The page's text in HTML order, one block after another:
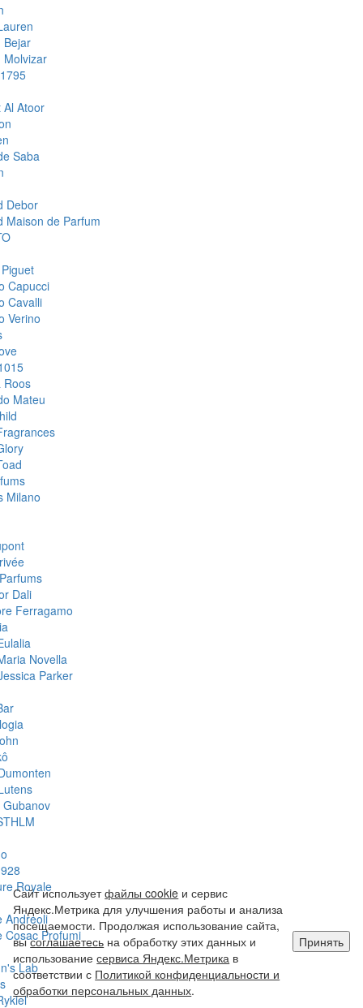
Bejar
Molvizar
Al Atoor
Saba
Debor
Maison de Parfum
Capucci
Cavalli
Verino
Roos
Mateu
Milano
Dali
Ferragamo
Novella
Parker
Royale
Andreoli
Cosac Profumi
Lab
Сайт используетфайлы cookie и сервис
Яндекс.Метрика для улучшения работы и анализа
посещаемости. Продолжая использование сайта,
высоглашаетесь на обработку этих данных и
использованиесервиса Яндекс.Метрика в
соответствии с Политикой конфиденциальности и
обработки персональных данных.
Принять